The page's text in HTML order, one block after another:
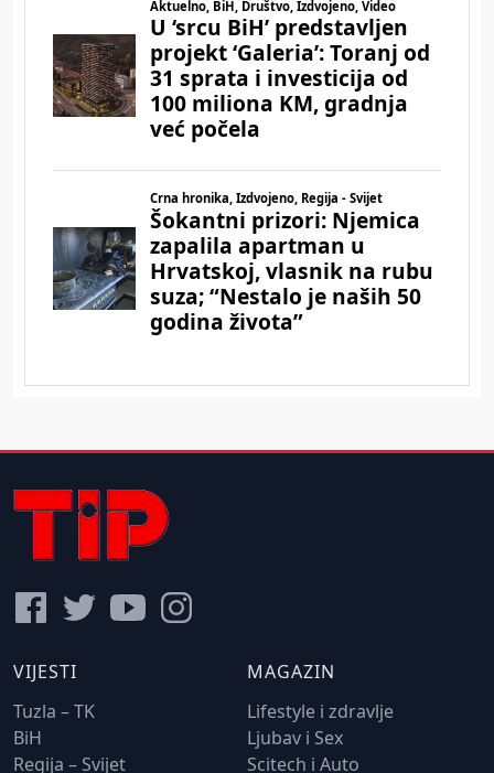
VIJESTI
Tuzla – TK
BiH
Regija – Svijet
MAGAZIN
Lifestyle i zdravlje
Ljubav i Sex
Scitech i Auto